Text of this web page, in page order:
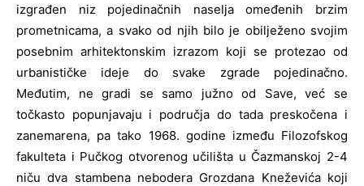
izgrađen niz pojedinačnih naselja omeđenih brzim
prometnicama, a svako od njih bilo je obilježeno svojim
posebnim arhitektonskim izrazom koji se protezao od
urbanističke ideje do svake zgrade pojedinačno.
Međutim, ne gradi se samo južno od Save, već se
točkasto popunjavaju i područja do tada preskočena i
zanemarena, pa tako 1968. godine između Filozofskog
fakulteta i Pučkog otvorenog učilišta u Čazmanskoj 2-4
niču dva stambena nebodera Grozdana Kneževića koji